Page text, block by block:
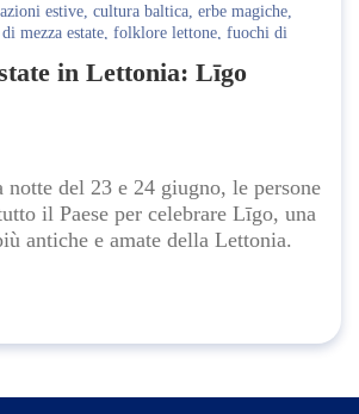
estive, cultura baltica, erbe magiche,
mezza estate, folklore lettone, fuochi di
,tradizioni lettoni,viaggi in Lettonia
in Lettonia: Līgo
notte del 23 e 24 giugno, le persone
il Paese per celebrare Līgo, una
antiche e amate della Lettonia.